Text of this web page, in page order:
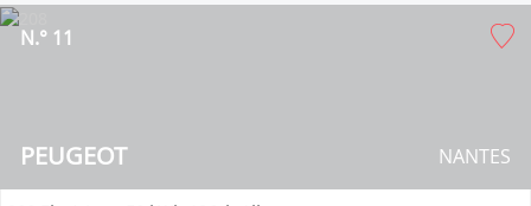
PEUGEOT
N.° 11
NANTES